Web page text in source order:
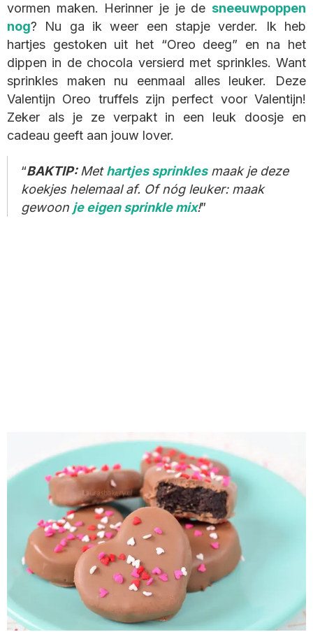
vormen maken. Herinner je je de sneeuwpoppen
nog? Nu ga ik weer een stapje verder. Ik heb
hartjes gestoken uit het “Oreo deeg” en na het
dippen in de chocola versierd met sprinkles. Want
sprinkles maken nu eenmaal alles leuker. Deze
Valentijn Oreo truffels zijn perfect voor Valentijn!
Zeker als je ze verpakt in een leuk doosje en
cadeau geeft aan jouw lover.
BAKTIP:Methartjes sprinklesmaak je deze
koekjes helemaal af. Of nóg leuker: maak
gewoon je eigen sprinkle mix!